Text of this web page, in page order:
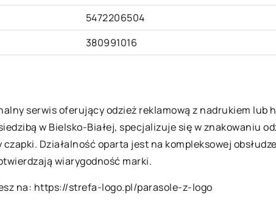
5472206504
380991016
serwis oferujący odzież reklamową z nadrukiem lub
siedzibą w Bielsko-Białej, specjalizuje się w
Działalność oparta jest na kompleksowej
wiarygodność marki.
na: https://strefa-logo.pl/parasole-z-logo